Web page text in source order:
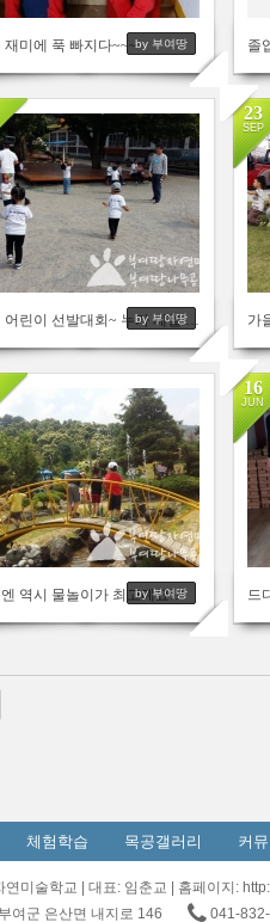
재미에 푹 빠지다~~~by 부여땅 졸
멋진 어린이 선발대회~ 누가 제일 잘 노나요^^
by 부여땅
5210
23
SEP
역시 물놀이가 최고예요!!!
by 부여땅
2927
드
16
JUN
체험학습 목공갤러리 커
연미술학교 | 대표: 임춘교 | 홈페이지:
여군 은산면 내지로 146
041-